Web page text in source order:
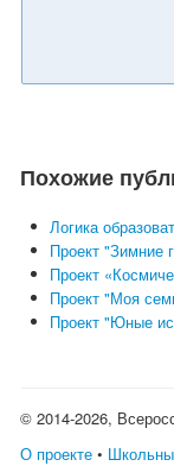
Похожие
Логика
Проект "Зимние
Проект
Проект "Моя
Проект "Юные
© 2014-2026,
О проекте •